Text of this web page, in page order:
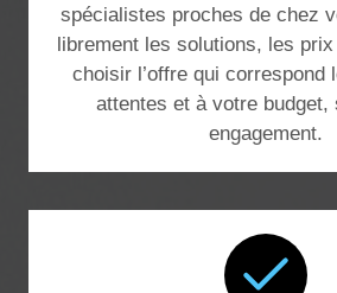
spécialistes proches de chez
librement les solutions, les
choisir l’offre qui correspond
attentes et à votre budget,
engagement.